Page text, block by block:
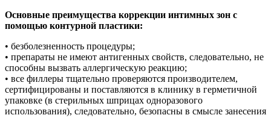
Основные преимущества коррекции интимных зон с
помощью контурной пластики:
• безболезненность процедуры;
• препараты не имеют антигенных свойств, следовательно, не
способны вызвать аллергическую реакцию;
• все филлеры тщательно проверяются производителем,
сертифицированы и поставляются в клинику в герметичной
упаковке (в стерильных шприцах одноразового
использования), следовательно, безопасны в смысле занесения